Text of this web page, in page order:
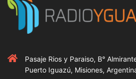
Pasaje Rios y Paraiso, B°
Puerto Iguazú, Misiones,